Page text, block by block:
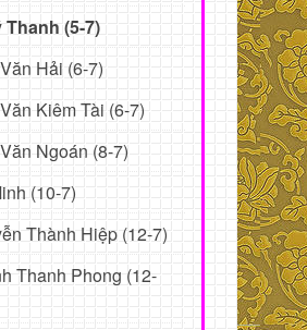
Thanh (5-7)
Hải (6-7)
Kiêm Tài (6-7)
Ngoán (8-7)
(10-7)
Thành Hiệp (12-7)
Thanh Phong (12-